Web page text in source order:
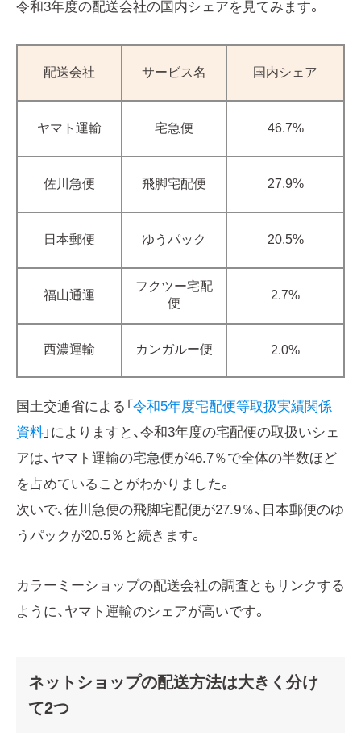
令和3年度の配送会社の国内シェアを見てみます。
配送会社 サービス名 国内シェア
ヤマト運輸 宅急便 46.7%
佐川急便 飛脚宅配便 27.9%
日本郵便 ゆうパック 20.5%
福山通運
フクツー宅配
便
2.7%
西濃運輸 カンガルー便 2.0%
国土交通省による「 令和5年度宅配便等取扱実績関係
資料 」によりますと、令和3年度の宅配便の取扱いシェ
アは、ヤマト運輸の宅急便が46.7％で全体の半数ほど
を占めていることがわかりました。
次いで、佐川急便の飛脚宅配便が27.9％、日本郵便のゆ
うパックが20.5％と続きます。
カラーミーショップの配送会社の調査ともリンクする
ように、ヤマト運輸のシェアが高いです。
ネットショップの配送方法は大きく分け
て2つ